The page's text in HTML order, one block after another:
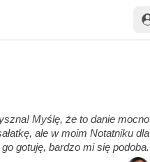
Myślę, że to danie mocno
ale w moim Notatniku dla
gotuję, bardzo mi się podoba.